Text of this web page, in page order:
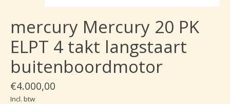
mercury Mercury 20 PK
ELPT 4 takt langstaart
buitenboordmotor
€4.000,00
Incl. btw